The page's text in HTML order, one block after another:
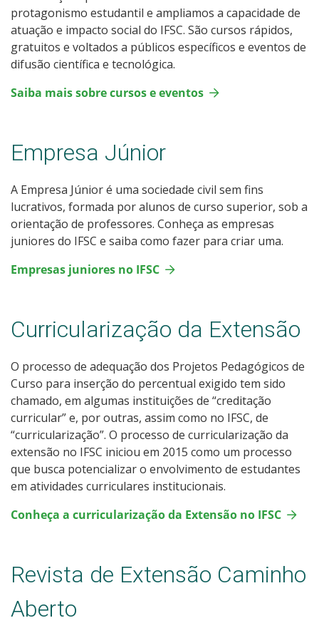
protagonismo estudantil e ampliamos a capacidade de
atuação e impacto social do IFSC. São cursos rápidos,
gratuitos e voltados a públicos específicos e eventos de
difusão científica e tecnológica.
Saiba mais sobre cursos e eventos
Empresa Júnior
A Empresa Júnior é uma sociedade civil sem fins
lucrativos, formada por alunos de curso superior, sob a
orientação de professores. Conheça as empresas
juniores do IFSC e saiba como fazer para criar uma.
Empresas juniores no IFSC
Curricularização da Extensão
O processo de adequação dos Projetos Pedagógicos de
Curso para inserção do percentual exigido tem sido
chamado, em algumas instituições de “creditação
curricular” e, por outras, assim como no IFSC, de
“curricularização”. O processo de curricularização da
extensão no IFSC iniciou em 2015 como um processo
que busca potencializar o envolvimento de estudantes
em atividades curriculares institucionais.
Conheça a curricularização da Extensão no IFSC
Revista de Extensão Caminho
Aberto